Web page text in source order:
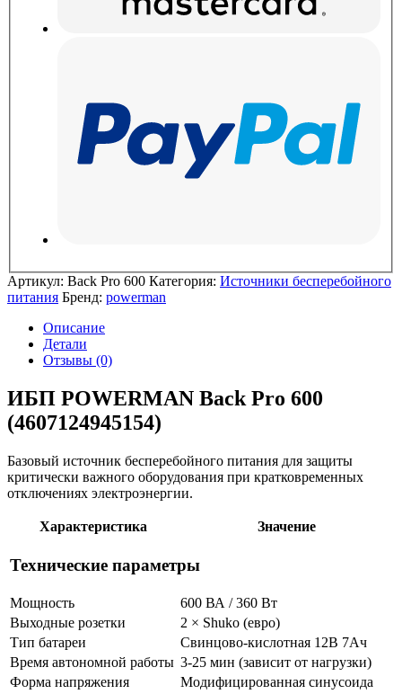
Артикул: Back Pro 600 Категория: Источники бесперебойного
питания Бренд: powerman
Описание
Детали
Отзывы (0)
ИБП POWERMAN Back Pro 600
(4607124945154)
Базовый источник бесперебойного питания для защиты
критически важного оборудования при кратковременных
отключениях электроэнергии.
Характеристика Значение
Технические параметры
Мощность
600 ВА / 360 Вт
Выходные розетки
2 × Shuko (евро)
Тип батареи
Свинцово-кислотная 12В 7Ач
Время автономной работы 3-25 мин (зависит от нагрузки)
Форма напряжения
Модифицированная синусоида